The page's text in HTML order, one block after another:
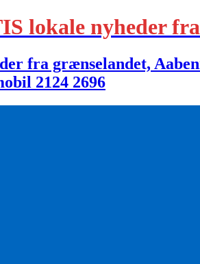
lokale nyheder
fra grænselandet,
2124 2696